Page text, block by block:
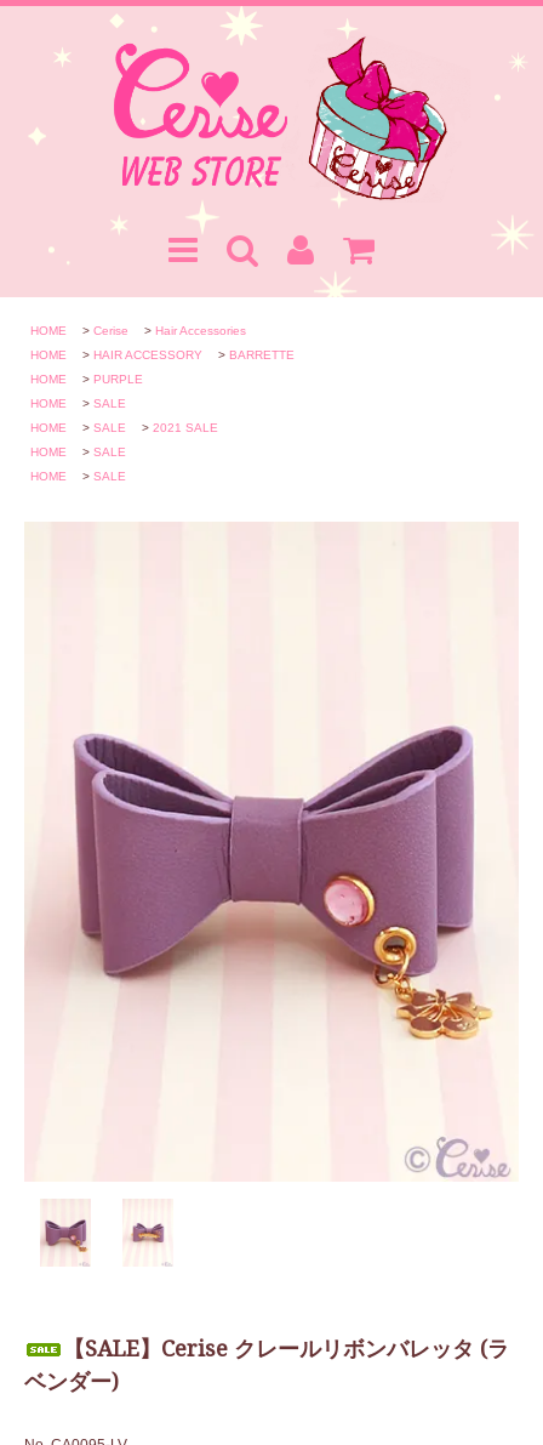
HOME > Cerise > Hair Accessories
HOME
> HAIR ACCESSORY > BARRETTE
HOME
> PURPLE
HOME
> SALE
HOME
> SALE > 2021 SALE
HOME
> SALE
HOME
> SALE
【SALE】Cerise クレールリボンバレッタ (ラ
ベンダー)